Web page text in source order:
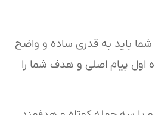
شما باید به قدری ساده و واضح
اول پیام اصلی و هدف شما را